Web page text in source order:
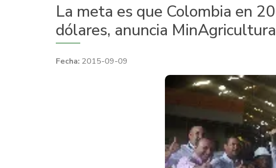
La meta es que Colombia en
dólares, anuncia
2015-09-09